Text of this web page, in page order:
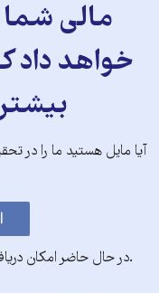
مالی شما
خواهد داد
آیا مایل هستید ما را در
.در حال حاضر امکان